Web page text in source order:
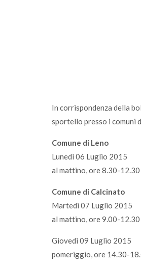
In corrispondenza della
sportello presso i comuni
Comune di Leno
Lunedì 06 Luglio 2015
al mattino, ore 8.30-12.30
Comune di Calcinato
Martedi 07 Luglio 2015
al mattino, ore 9.00-12.30
Giovedì 09 Luglio 2015
pomeriggio, ore 14.30-